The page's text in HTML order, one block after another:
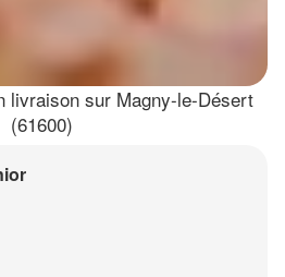
livraison sur Magny-le-Désert
(61600)